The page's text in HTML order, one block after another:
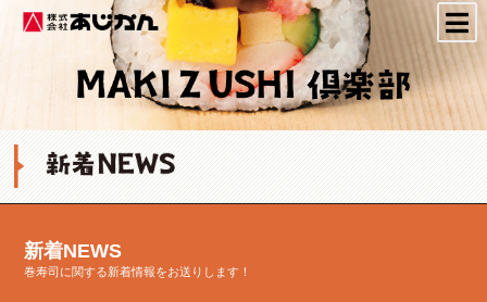
株式会社あじかん
新着NEWS
巻寿司に関する新着情報をお送りします！